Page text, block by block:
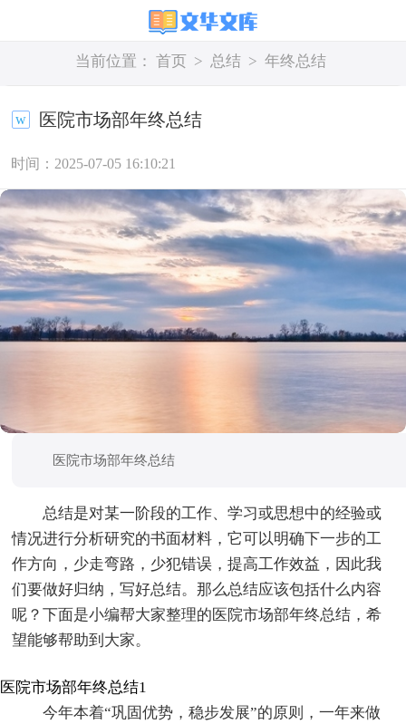
当前位置： 首页 > 总结 > 年终总结
医院市场部年终总结
时间：2025-07-05 16:10:21
医院市场部年终总结
总结是对某一阶段的工作、学习或思想中的经验或
情况进行分析研究的书面材料，它可以明确下一步的工
作方向，少走弯路，少犯错误，提高工作效益，因此我
们要做好归纳，写好总结。那么总结应该包括什么内容
呢？下面是小编帮大家整理的医院市场部年终总结，希
望能够帮助到大家。
医院市场部年终总结1
今年本着“巩固优势，稳步发展”的原则，一年来做